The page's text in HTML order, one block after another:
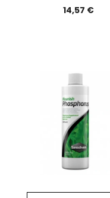
14,57 €